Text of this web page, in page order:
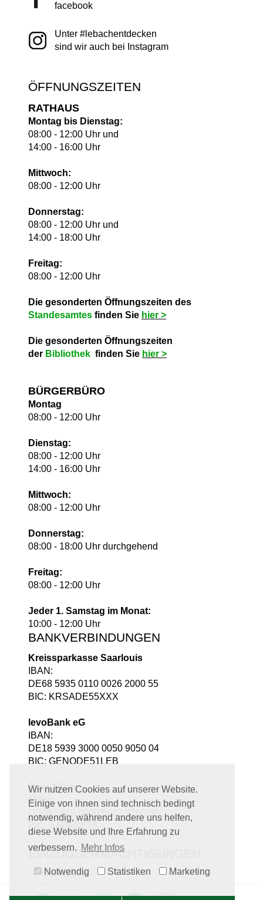
Wir nutzen Cookies auf unserer Website.
Einige von ihnen sind technisch bedingt
notwendig, während andere uns helfen,
diese Website und Ihre Erfahrung zu
verbessern. Mehr Infos
Notwendig Statistiken Marketing
facebook
Unter #lebachentdecken
sind wir auch bei Instagram
ÖFFNUNGSZEITEN
RATHAUS
Montag bis Dienstag:
08:00 - 12:00 Uhr und
14:00 - 16:00 Uhr
Mittwoch:
08:00 - 12:00 Uhr
Donnerstag:
08:00 - 12:00 Uhr und
14:00 - 18:00 Uhr
Freitag:
08:00 - 12:00 Uhr
Die gesonderten Öffnungszeiten des
Standesamtes finden Sie hier >
Die gesonderten Öffnungszeiten
der Bibliothek finden Sie hier >
BÜRGERBÜRO
Montag
08:00 - 12:00 Uhr
Dienstag:
08:00 - 12:00 Uhr
14:00 - 16:00 Uhr
Mittwoch:
08:00 - 12:00 Uhr
Donnerstag:
08:00 - 18:00 Uhr durchgehend
Freitag:
08:00 - 12:00 Uhr
Jeder 1. Samstag im Monat:
10:00 - 12:00 Uhr
BANKVERBINDUNGEN
Kreissparkasse Saarlouis
IBAN:
DE68 5935 0110 0026 2000 55
BIC: KRSADE55XXX
levoBank eG
IBAN:
DE18 5939 3000 0050 9050 04
BIC: GENODE51LEB
Bank1Saar
IBAN:
DE03 5919 0000 0002 9260 08
BIC: SABADE5S
EINZUGSERMÄCHTIGUNGEN
Stadtkasse